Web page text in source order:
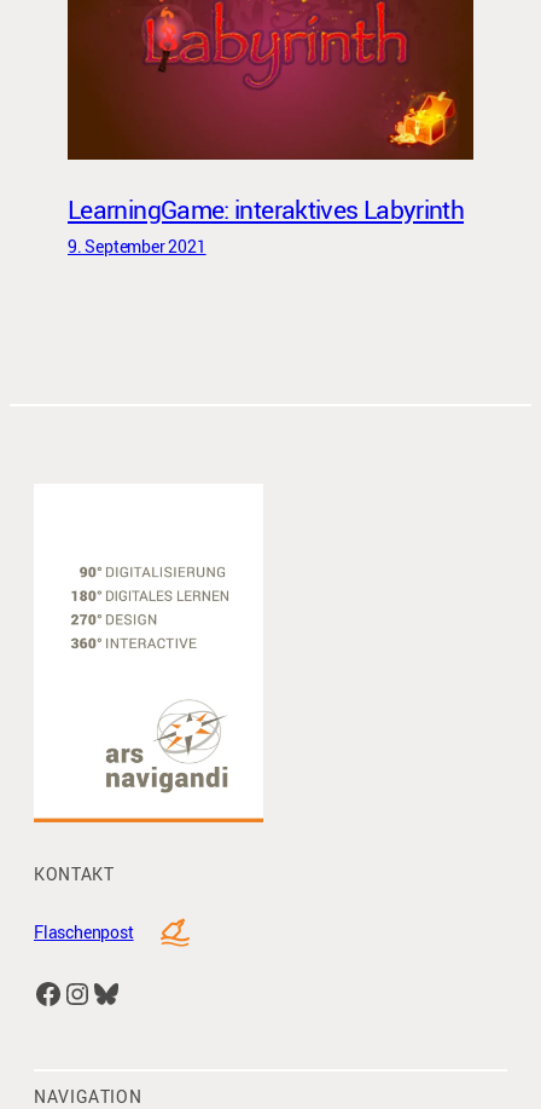
LearningGame: interaktives Labyrinth
9. September 2021
KONTAKT
Flaschenpost
Facebook InstagramBluesky
NAVIGATION